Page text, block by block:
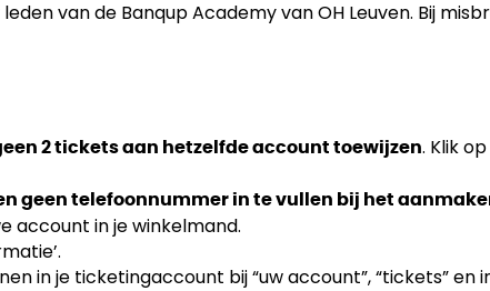
van de Banqup Academy van OH Leuven. Bij
2 tickets aan hetzelfde account toewijzen. Klik
geen telefoonnummer in te vullen bij het
account in je winkelmand.
in je ticketingaccount bij “uw account”, “tickets” en